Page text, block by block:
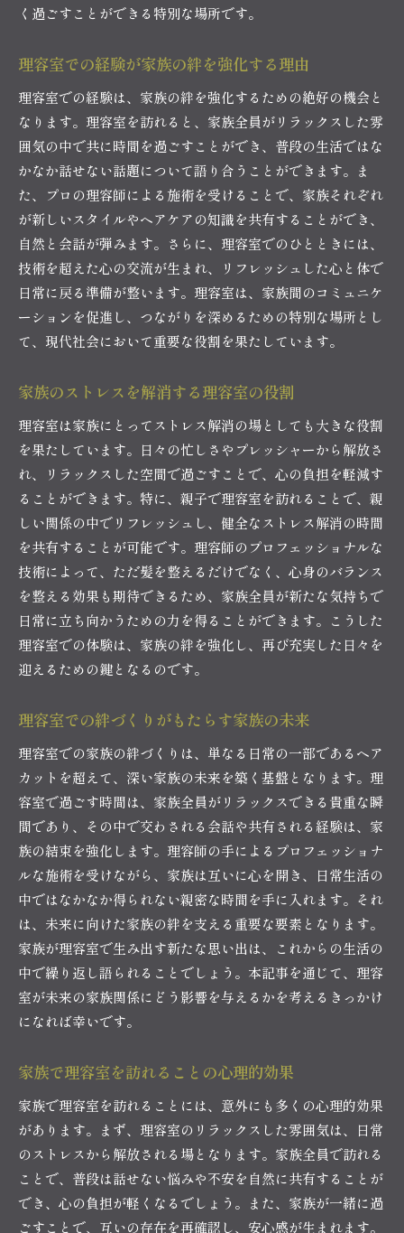
理容室でのリフレッシュが家族の絆を強める瞬間
い影響
理容室で心身共にリフレッシュする家族の過ご
し方
理容室でのひと時が家族の絆を再確認する機会
に
リフレッシュされた心で家族との絆を享受する
理容室のリフレッシュで家族の思い出を豊かに
家族全員が活力を得る理容室でのリフレッシュ
忙しい日常を忘れて理容室で家族との時間を楽しむ
理容室が日常の喧騒を忘れる場である理由
家族と共に理容室でリラックスする方法
理容室で家族の会話を楽しむ秘訣
家族のための癒しの時間を理容室で過ごす
理容室でのリフレッシュが家族の生活に与える
影響
理容室で親子の絆を育むプロの技と雰囲気
理容師の技がもたらす親子の信頼関係
理容室の雰囲気が親子の絆を育む理由
親子での理容室体験が長く続く友情を育む
理容室でプロの技を通じた親子の成長
理容室の特別な空間が親子に与える影響
親子で理容室を訪れることの多世代間効果
家族訪問が理容室を特別にする理由
家族の絆を深める理容室での特別体験
家族が理容室を訪問することの社会的意義
理容室での家族体験が日常を変える理由
理容室での家族訪問が生み出す価値
理容室での家族の時間が記憶に残る理由
く過ごすことができる特別な場所です。
理容室での経験が家族の絆を強化する理由
理容室での経験は、家族の絆を強化するための絶好の機会と
なります。理容室を訪れると、家族全員がリラックスした雰
囲気の中で共に時間を過ごすことができ、普段の生活ではな
かなか話せない話題について語り合うことができます。ま
た、プロの理容師による施術を受けることで、家族それぞれ
が新しいスタイルやヘアケアの知識を共有することができ、
自然と会話が弾みます。さらに、理容室でのひとときには、
技術を超えた心の交流が生まれ、リフレッシュした心と体で
日常に戻る準備が整います。理容室は、家族間のコミュニケ
ーションを促進し、つながりを深めるための特別な場所とし
て、現代社会において重要な役割を果たしています。
家族のストレスを解消する理容室の役割
理容室は家族にとってストレス解消の場としても大きな役割
を果たしています。日々の忙しさやプレッシャーから解放さ
れ、リラックスした空間で過ごすことで、心の負担を軽減す
ることができます。特に、親子で理容室を訪れることで、親
しい関係の中でリフレッシュし、健全なストレス解消の時間
を共有することが可能です。理容師のプロフェッショナルな
技術によって、ただ髪を整えるだけでなく、心身のバランス
を整える効果も期待できるため、家族全員が新たな気持ちで
日常に立ち向かうための力を得ることができます。こうした
理容室での体験は、家族の絆を強化し、再び充実した日々を
迎えるための鍵となるのです。
理容室での絆づくりがもたらす家族の未来
理容室での家族の絆づくりは、単なる日常の一部であるヘア
カットを超えて、深い家族の未来を築く基盤となります。理
容室で過ごす時間は、家族全員がリラックスできる貴重な瞬
間であり、その中で交わされる会話や共有される経験は、家
族の結束を強化します。理容師の手によるプロフェッショナ
ルな施術を受けながら、家族は互いに心を開き、日常生活の
中ではなかなか得られない親密な時間を手に入れます。それ
は、未来に向けた家族の絆を支える重要な要素となります。
家族が理容室で生み出す新たな思い出は、これからの生活の
中で繰り返し語られることでしょう。本記事を通じて、理容
室が未来の家族関係にどう影響を与えるかを考えるきっかけ
になれば幸いです。
家族で理容室を訪れることの心理的効果
家族で理容室を訪れることには、意外にも多くの心理的効果
があります。まず、理容室のリラックスした雰囲気は、日常
のストレスから解放される場となります。家族全員で訪れる
ことで、普段は話せない悩みや不安を自然に共有することが
でき、心の負担が軽くなるでしょう。また、家族が一緒に過
ごすことで、互いの存在を再確認し、安心感が生まれます。